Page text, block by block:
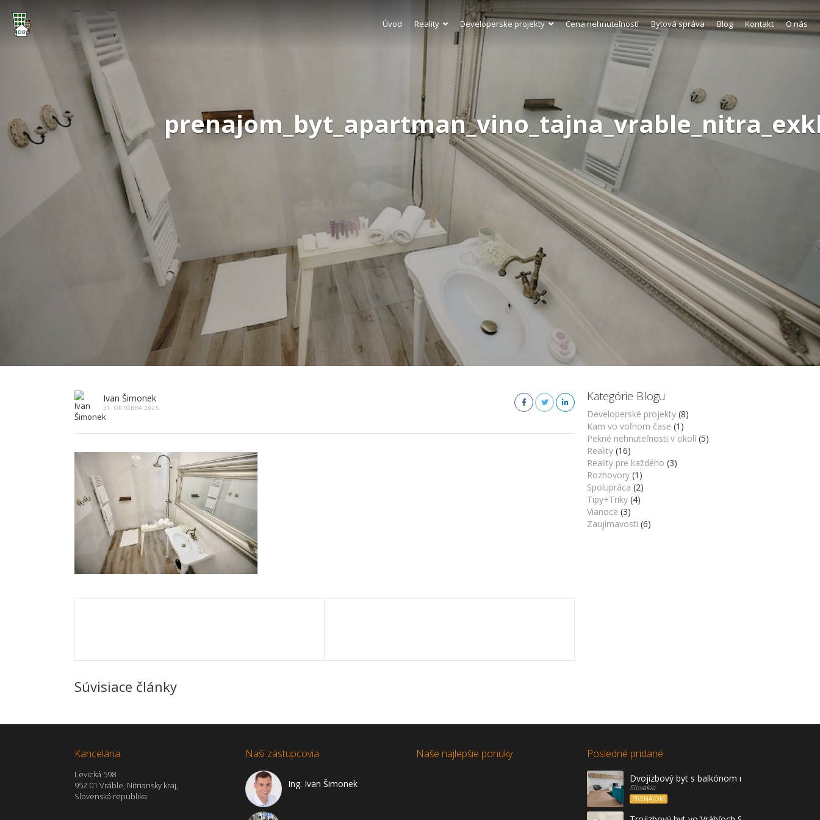
Úvod Reality Developerske projekty Cena nehnuteľností Bytová správa Blog Kontakt O nás
Ivan Šimonek
31. OKTÓBRA 2025
Súvisiace články
Kategórie Blogu
Developerské projekty (8)
Kam vo voľnom čase (1)
Pekné nehnuteľnosti v okolí (5)
Reality (16)
Reality pre každého (3)
Rozhovory (1)
Spolupráca (2)
Tipy+Triky (4)
Vianoce (3)
Zaujímavosti (6)
Kancelária
Levická 598
952 01 Vráble, Nitriansky kraj,
Slovenská republika
Naši zástupcovia
Ing. Ivan Šimonek
Naše najlepšie ponuky Posledné pridané
Dvojizbový byt s balkónom na prenájom, Vráble
Slovakia
PRENÁJOM